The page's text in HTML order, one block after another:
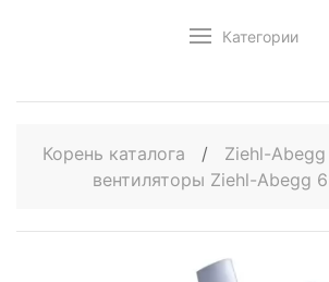
Категории
Корень каталога / Ziehl-Abegg
вентиляторы Ziehl-Abegg